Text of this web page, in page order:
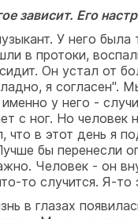
зависит. Его
У него
в протоки,
Он устал от
я согласен".
именно у него -
с ног. Но
что в этот день я
бы перенесли
Человек - он
то случится. Я-
в глазах